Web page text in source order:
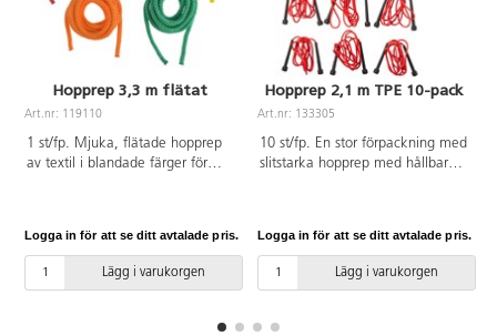
Hopprep 3,3 m flätat
Art.nr: 119110
1 st/fp. Mjuka, flätade hopprep
av textil i blandade färger för
Logga in för att se ditt avtalade pris.
Lägg i varukorgen
Hopprep 2,1 m TPE 10-pack
Art.nr: 133305
10 st/fp. En stor förpackning med
slitstarka hopprep med hållbara
Logga in för att se ditt avtalade pris.
Lägg i varukorgen